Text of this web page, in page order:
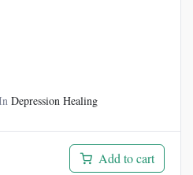
Depression Healing
Add to cart